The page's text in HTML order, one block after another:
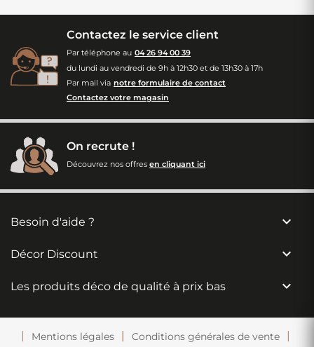
Contactez le service client
Par téléphone au 04 26 94 00 39
du lundi au vendredi de 9h à 12h30 et de 13h30 à 17h
Par mail via notre formulaire de contact
Contactez votre magasin
On recrute !
Découvrez nos offres en cliquant ici
Besoin d'aide ? 
Décor Discount 
Les produits déco de qualité à prix bas 
Mentions légales Conditions générales de vente